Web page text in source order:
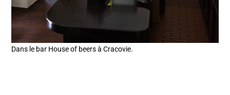
Dans le bar House of beers à Cracovie.